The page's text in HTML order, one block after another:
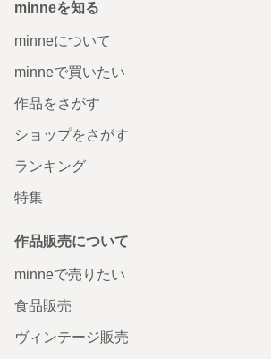
minneを知る
minneについて
minneで買いたい
作品をさがす
ショップをさがす
ランキング
特集
作品販売について
minneで売りたい
食品販売
ヴィンテージ販売